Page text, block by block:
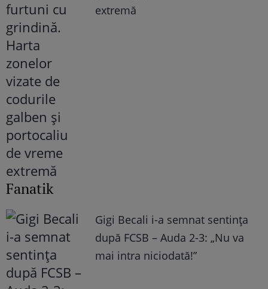
extremă
Fanatik
Gigi Becali i-a semnat sentința
după FCSB – Auda 2-3: „Nu va
mai intra niciodată!”